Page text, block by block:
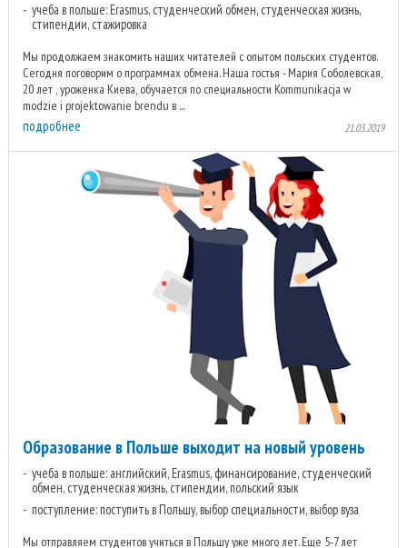
учеба в польше: Erasmus, студенческий обмен, студенческая жизнь,
стипендии, стажировка
Мы продолжаем знакомить наших читателей с опытом польских студентов.
Сегодня поговорим о программах обмена. Наша гостья - Мария Соболевская,
20 лет , уроженка Киева, обучается по специальности Kommunikacja w
modzie i projektowanie brendu в ...
подробнее 21.03.2019
Образование в Польше выходит на новый уровень
учеба в польше: английский, Erasmus, финансирование, студенческий
обмен, студенческая жизнь, стипендии, польский язык
поступление: поступить в Польшу, выбор специальности, выбор вуза
Мы отправляем студентов учиться в Польшу уже много лет. Еще 5-7 лет